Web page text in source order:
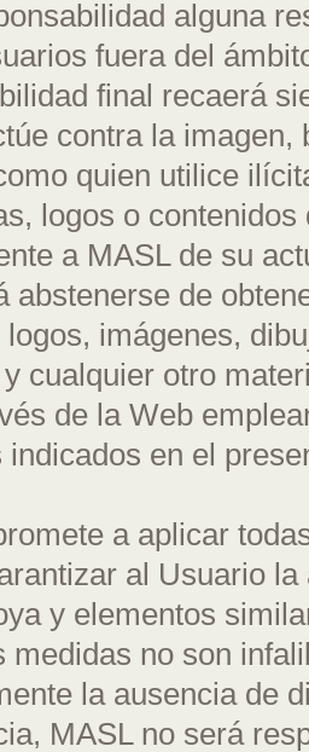
alguna
fuera del
final recaerá
contra la imagen,
quien utilice
logos o contenidos
a MASL de su
abstenerse de
imágenes,
cualquier otro
de la Web
indicados en el
a aplicar
al Usuario
y elementos
medidas no son
la ausencia de
MASL no será